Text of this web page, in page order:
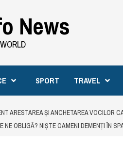
News
SPORT TRAVEL
ARESTAREA ȘI ANCHETAREA VOCILOR
NE OBLIGĂ? NIȘTE OAMENI DEMENȚI ÎN